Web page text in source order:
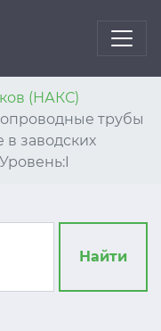
(НАКС)
трубы
заводских
Найти